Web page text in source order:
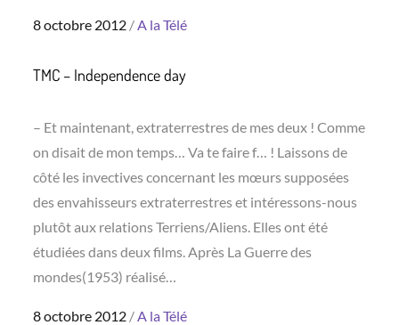
Posted
8 octobre 2012 A la Télé
TMC – Independence day
– Et maintenant, extraterrestres de mes deux ! Comme
on disait de mon temps… Va te faire f… ! Laissons de
côté les invectives concernant les mœurs supposées
des envahisseurs extraterrestres et intéressons-nous
plutôt aux relations Terriens/Aliens. Elles ont été
étudiées dans deux films. Après La Guerre des
mondes(1953) réalisé…
Posted
8 octobre 2012 A la Télé